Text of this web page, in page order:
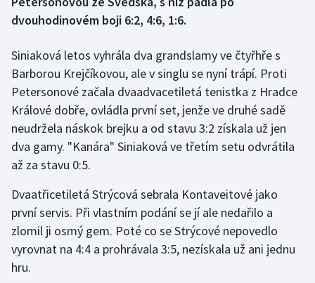
Futsal
Gymnastika
Házená
Jezdectví
Krasobruslení
Lezení
Lyže a snowboard
dvouhodinovém boji 6:2, 4:6, 1:6.
Siniaková letos vyhrála dva grandslamy ve čtyřhře s
Barborou Krejčíkovou, ale v singlu se nyní trápí. Proti
Petersonové začala dvaadvacetiletá tenistka z Hradce
Králové dobře, ovládla první set, jenže ve druhé sadě
neudržela náskok brejku a od stavu 3:2 získala už jen
dva gamy. "Kanára" Siniaková ve třetím setu odvrátila
až za stavu 0:5.
Dvaatřicetiletá Strýcová sebrala Kontaveitové jako
první servis. Při vlastním podání se jí ale nedařilo a
zlomil ji osmý gem. Poté co se Strýcové nepovedlo
vyrovnat na 4:4 a prohrávala 3:5, nezískala už ani jednu
hru.